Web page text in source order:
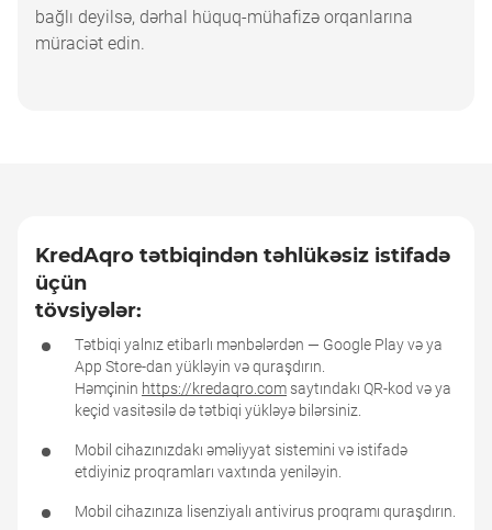
bağlı deyilsə, dərhal hüquq-mühafizə orqanlarına
müraciət edin.
KredAqro tətbiqindən təhlükəsiz istifadə
üçün
tövsiyələr:
KredAqro tətbiqindən təhlükəsiz istifadə
Tətbiqi yalnız etibarlı mənbələrdən — Google Play və ya
App Store-dan yükləyin və quraşdırın.
Həmçinin https://kredaqro.com saytındakı QR-kod və ya
keçid vasitəsilə də tətbiqi yükləyə bilərsiniz.
Mobil cihazınızdakı əməliyyat sistemini və istifadə
etdiyiniz proqramları vaxtında yeniləyin.
Mobil cihazınıza lisenziyalı antivirus proqramı quraşdırın.